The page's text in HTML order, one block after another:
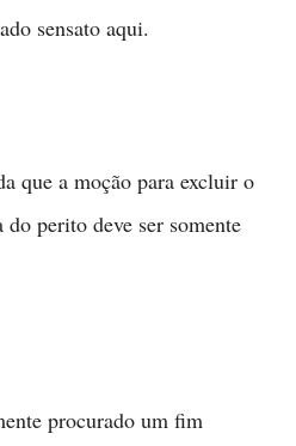
sensato aqui.
que a moção para excluir o
do perito deve ser somente
procurado um fim